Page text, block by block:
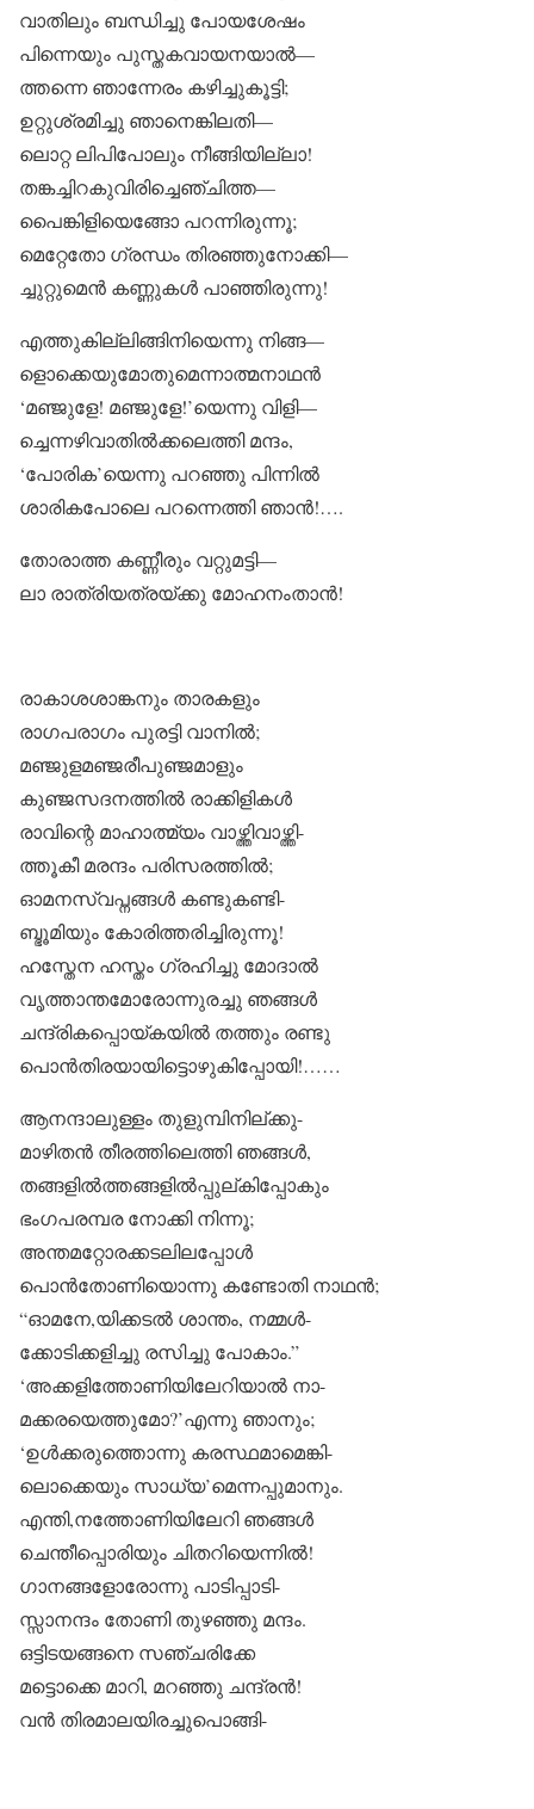
വാതിലും ബന്ധിച്ചു പോയശേഷം
പിന്നെയും പുസ്തകവായനയാൽ—
ത്തന്നെ ഞാന്നേരം കഴിച്ചുകൂട്ടി;
ഉറ്റുശ്രമിച്ചു ഞാനെങ്കിലതി—
ലൊറ്റ ലിപിപോലും നീങ്ങിയില്ലാ!
തങ്കച്ചിറകുവിരിച്ചെഞ്ചിത്ത—
പൈങ്കിളിയെങ്ങോ പറന്നിരുന്നൂ;
മെറ്റേതോ ഗ്രന്ധം തിരഞ്ഞുനോക്കി—
ച്ചുറ്റുമെൻ കണ്ണുകൾ പാഞ്ഞിരുന്നു!
എത്തുകില്ലിങ്ങിനിയെന്നു നിങ്ങ—
ളൊക്കെയുമോതുമെന്നാത്മനാഥൻ
‘മഞ്ജുളേ! മഞ്ജുളേ!’യെന്നു വിളി—
ച്ചെന്നഴിവാതിൽക്കലെത്തി മന്ദം,
‘പോരിക’യെന്നു പറഞ്ഞു പിന്നിൽ
ശാരികപോലെ പറന്നെത്തി ഞാൻ!….
തോരാത്ത കണ്ണീരും വറ്റുമട്ടി—
ലാ രാത്രിയത്രയ്ക്കു മോഹനംതാൻ!
രാകാശശാങ്കനും താരകളും
രാഗപരാഗം പുരട്ടി വാനിൽ;
മഞ്ജുളമഞ്ജരീപുഞ്ജമാളും
കുഞ്ജസദനത്തിൽ രാക്കിളികൾ
രാവിന്റെ മാഹാത്മ്യം വാഴ്ത്തിവാഴ്ത്തി-
ത്തൂകീ മരന്ദം പരിസരത്തിൽ;
ഓമനസ്വപ്നങ്ങൾ കണ്ടുകണ്ടി-
ബ്ഭൂമിയും കോരിത്തരിച്ചിരുന്നൂ!
ഹസ്തേന ഹസ്തം ഗ്രഹിച്ചു മോദാൽ
വൃത്താന്തമോരോന്നുരച്ചു ഞങ്ങൾ
ചന്ദ്രികപ്പൊയ്കയിൽ തത്തും രണ്ടു
പൊൻതിരയായിട്ടൊഴുകിപ്പോയി!……
ആനന്ദാലുള്ളം തുളുമ്പിനില്ക്കു-
മാഴിതൻ തീരത്തിലെത്തി ഞങ്ങൾ,
തങ്ങളിൽത്തങ്ങളിൽപ്പുല്കിപ്പോകും
ഭംഗപരമ്പര നോക്കി നിന്നൂ;
അന്തമറ്റോരക്കടലിലപ്പോൾ
പൊൻതോണിയൊന്നു കണ്ടോതി നാഥൻ;
“ഓമനേ,യിക്കടൽ ശാന്തം, നമ്മൾ-
ക്കോടിക്കളിച്ചു രസിച്ചു പോകാം.”
‘അക്കളിത്തോണിയിലേറിയാൽ നാ-
മക്കരയെത്തുമോ?’എന്നു ഞാനും;
‘ഉൾക്കരുത്തൊന്നു കരസ്ഥമാമെങ്കി-
ലൊക്കെയും സാധ്യ’മെന്നപ്പുമാനും.
എന്തി,നത്തോണിയിലേറി ഞങ്ങൾ
ചെന്തീപ്പൊരിയും ചിതറിയെന്നിൽ!
ഗാനങ്ങളോരോന്നു പാടിപ്പാടി-
സ്സാനന്ദം തോണി തുഴഞ്ഞു മന്ദം.
ഒട്ടിടയങ്ങനെ സഞ്ചരിക്കേ
മട്ടൊക്കെ മാറി, മറഞ്ഞു ചന്ദ്രൻ!
വൻ തിരമാലയിരച്ചുപൊങ്ങി-